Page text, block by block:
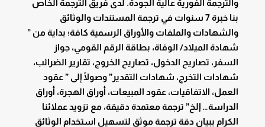
والترجمة الفورية عالية الجودة. لدى فريق الترجمة الخاص
بنا خبرة 7 سنوات في ترجمة المستندات والوثائق
والشهادات والملفات والأوراق الرسمية كافة؛ بداية من ”
شهادة الميلاد/ الوفاة، بطاقة الرقم القومي، جواز
السفر، تصاريح الدخول، تصاريح الخروج، تقارير الضرائب،
شهادات التخرج، شهادات التقدير” وصولًا إلى ” عقود
العمل، الاتفاقيات، عقود المبيعات، أوراق الهجرة، أوراق
الدراسة… إلخ” ترجمة معتمدة دقيقة، مع تزويد عملائنا
الكرام ببيان دقة ترجمة موثق لتسهيل استخدام الوثائق